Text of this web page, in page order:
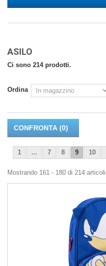
ASILO
Ci sono 214 prodotti.
Ordina
CONFRONTA (0)
1 ... 7 8 9 10
Mostrando 161 - 180 di 214 articoli